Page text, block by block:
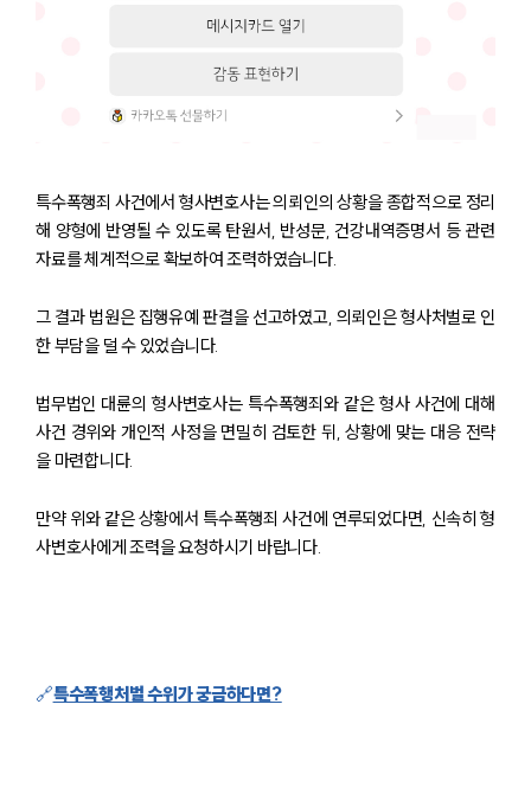
그룹소개
대륜의 강점
고객의 소리
통합검색
AI대륜
형사 주요 업무사례
사례분석/최신동향
특수폭행죄 사건에서 형사변호사는 의뢰인의 상황을 종합적으로 정리
해 양형에 반영될 수 있도록 탄원서, 반성문, 건강내역증명서 등 관련
자료를 체계적으로 확보하여 조력하였습니다.
그 결과 법원은 집행유예 판결을 선고하였고, 의뢰인은 형사처벌로 인
한 부담을 덜 수 있었습니다.
법무법인 대륜의 형사변호사는 특수폭행죄와 같은 형사 사건에 대해
사건 경위와 개인적 사정을 면밀히 검토한 뒤, 상황에 맞는 대응 전략
을 마련합니다.
만약 위와 같은 상황에서 특수폭행죄 사건에 연루되었다면, 신속히 형
사변호사에게 조력을 요청하시기 바랍니다.
🔗특수폭행처벌 수위가 궁금하다면?